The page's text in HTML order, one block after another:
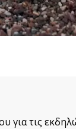
για τις